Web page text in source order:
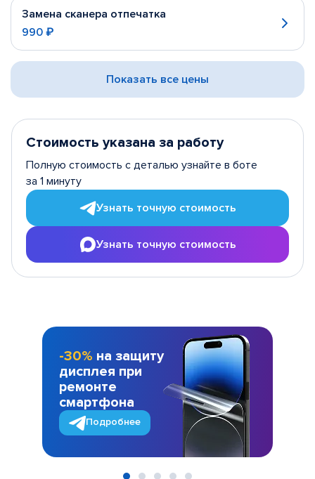
Замена сканера отпечатка
990 ₽
Показать все цены
Стоимость указана за работу
Полную стоимость с деталью узнайте в боте
за 1 минуту
Узнать точную стоимость
Узнать точную стоимость
-30% на защиту
дисплея при
ремонте
смартфона
Подробнее